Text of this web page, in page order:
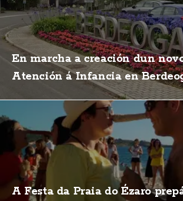
En marcha a creación dun
Atención á Infancia en
A Festa da Praia do Ézaro